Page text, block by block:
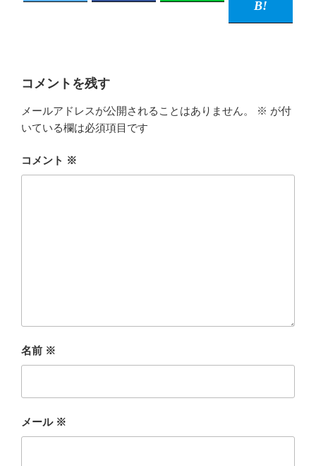
コメントを残す
メールアドレスが公開されることはありません。 ※ が付
いている欄は必須項目です
コメント ※
名前 ※
メール ※